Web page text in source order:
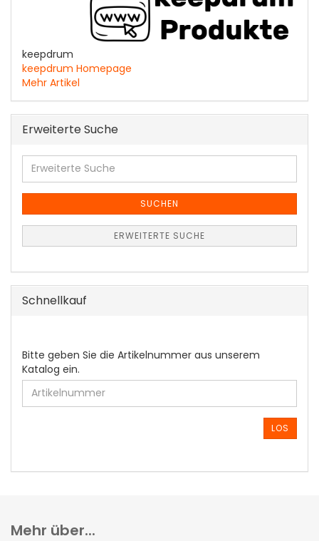
keepdrum
keepdrum Homepage
Mehr Artikel
Erweiterte Suche
Erweiterte
Suche
SUCHEN
ERWEITERTE SUCHE
Schnellkauf
BITTE
GEBEN
SIE
DIE
ARTIKELNUMMER
EIN.
Bitte geben Sie die Artikelnummer aus unserem
Katalog ein.
LOS
Mehr über...